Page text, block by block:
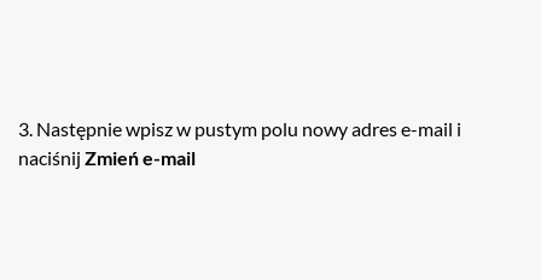
3. Następnie wpisz w pustym polu nowy adres e-mail i
naciśnij Zmień e-mail